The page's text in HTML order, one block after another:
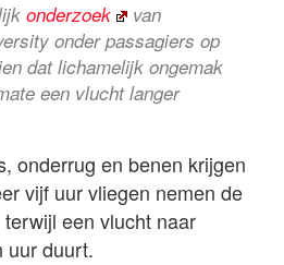
onderzoek
van
onder passagiers op
dat lichamelijk ongemak
een vlucht langer
onderrug en benen krijgen
vijf uur vliegen nemen de
een vlucht naar
uur duurt.